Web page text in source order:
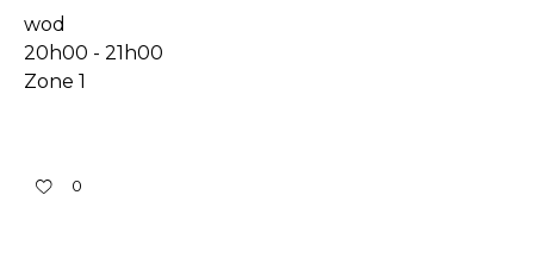
wod
20h00 - 21h00
Zone 1
0